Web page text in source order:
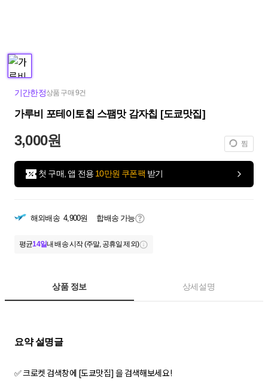
기간한정상품 구매 9건
가루비 포테이토칩 스팸맛 감자칩 [도쿄맛집]
3,000원 찜
첫 구매, 앱 전용 10만원 쿠폰팩 받기
해외배송 4,900원 합배송 가능
평균14일내 배송 시작 (주말, 공휴일 제외)
상품 정보 상세설명
요약 설명글
✅ 크로켓 검색창에 [도쿄맛집] 을 검색해보세요!